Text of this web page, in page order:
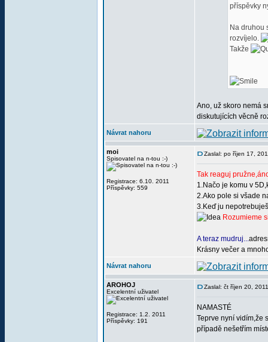
příspěvky
Na druhou
rozvíjelo.
Takže
Ano, už skoro nemá
diskutujících věcně
Návrat nahoru
moi
Spisovatel na n-tou :-)
Registrace: 6.10. 2011
Příspěvky: 559
Zaslal: po říjen 17,
Tak reaguj
1.Načo je komu v
2.Ako pole si všade
3.Keď ju
Rozumieme
A teraz mudruj...
Krásny večer a
Návrat nahoru
AROHOJ
Excelentní uživatel
Registrace: 1.2. 2011
Příspěvky: 191
Zaslal: čt říjen 20,
NAMASTÉ
Teprve nyní vidím,že
případě nešetřím